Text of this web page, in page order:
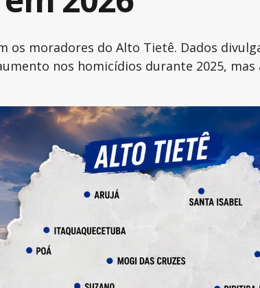
moradores do Alto Tietê. Dados
nos homicídios durante 2025,